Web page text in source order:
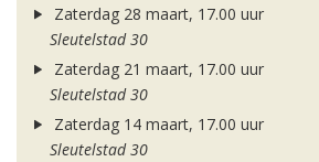
Zaterdag 28 maart, 17.00 uur
Sleutelstad 30
Zaterdag 21 maart, 17.00 uur
Sleutelstad 30
Zaterdag 14 maart, 17.00 uur
Sleutelstad 30